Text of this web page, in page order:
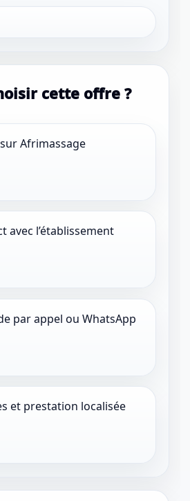
cette offre ?
Afrimassage
avec l’établissement
par appel ou WhatsApp
et prestation localisée